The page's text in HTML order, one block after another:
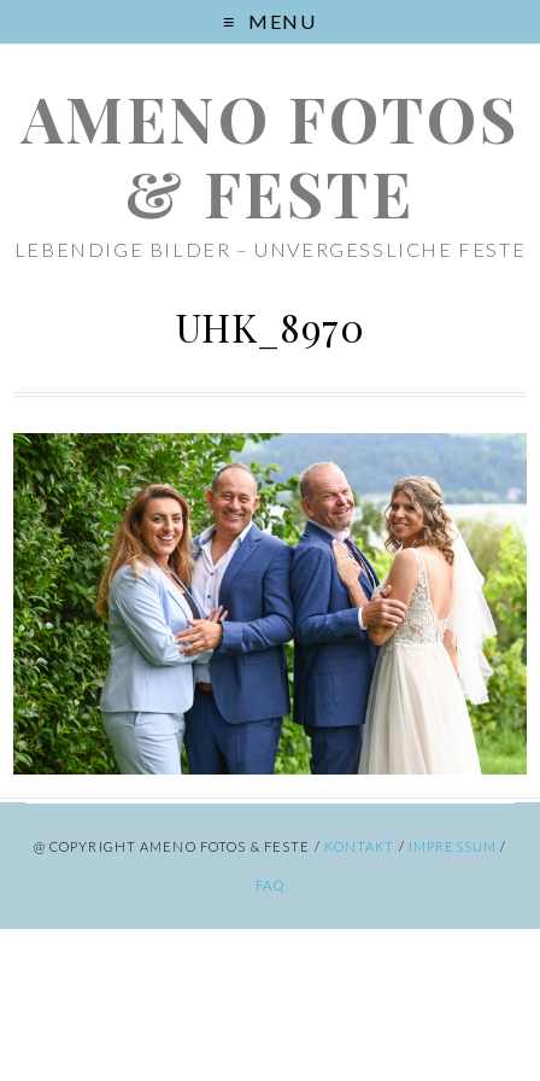
MENU
AMENO FOTOS
& FESTE
LEBENDIGE BILDER – UNVERGESSLICHE FESTE
UHK_8970
@ COPYRIGHT AMENO FOTOS & FESTE / KONTAKT / IMPRESSUM /
FAQ